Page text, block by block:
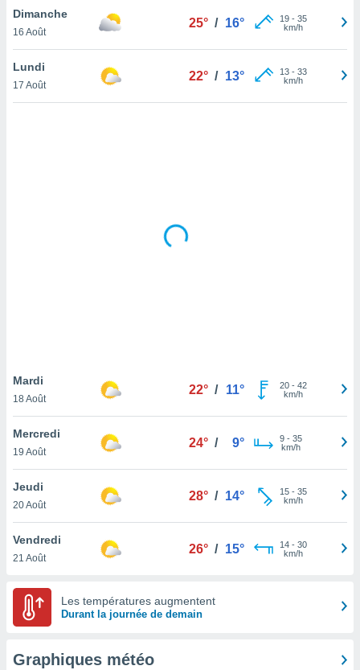
de
pas
de
à
cas,
que
sur le
et que
Dimanche
16 Août
25° / 16° 19- 35
km/h
Lundi
17 Août
22° / 13° 13- 33
km/h
Mardi
18 Août
22° / 11° 20- 42
km/h
Mercredi
19 Août
24° / 9° 9- 35
km/h
Jeudi
20 Août
28° / 14° 15- 35
km/h
Vendredi
21 Août
26° / 15° 14- 30
km/h
Les températures augmentent
Durant la journée de demain
Graphiques météo